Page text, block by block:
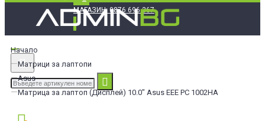
МАГАЗИН: 0876 696 367
Начало
Матрици за лаптопи
Asus
Матрица за лаптоп (Дисплей) 10.0" Asus EEE PC 1002HA